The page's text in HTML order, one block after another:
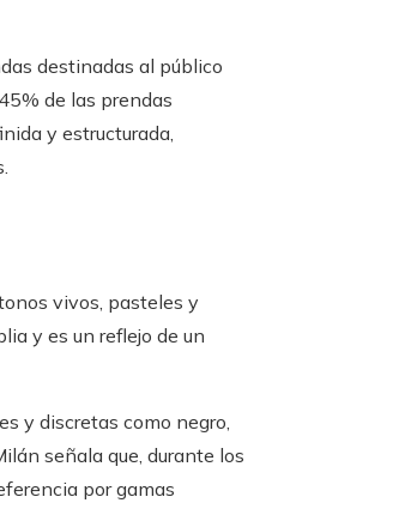
destinadas al público
de las prendas
y estructurada,
vivos, pasteles y
y es un reflejo de un
y discretas como negro,
señala que, durante los
por gamas